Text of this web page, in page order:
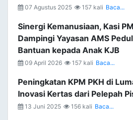
07 Agustus 2025 157 kali Baca...
Sinergi Kemanusiaan, Kasi
Dampingi Yayasan AMS
Bantuan kepada Anak KJB
09 April 2026 157 kali Baca...
Peningkatan KPM PKH di
Inovasi Kertas dari Pelepah
13 Juni 2025 156 kali Baca...